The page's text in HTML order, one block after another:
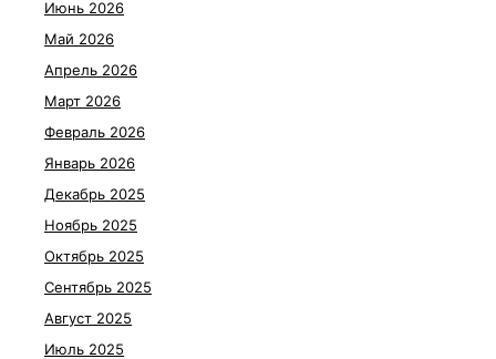
Июнь 2026
Май 2026
Апрель 2026
Март 2026
Февраль 2026
Январь 2026
Декабрь 2025
Ноябрь 2025
Октябрь 2025
Сентябрь 2025
Август 2025
Июль 2025